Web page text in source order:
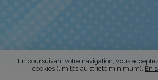
En poursuivant votre navigation, vous
cookies (limités au stricte minimum). En